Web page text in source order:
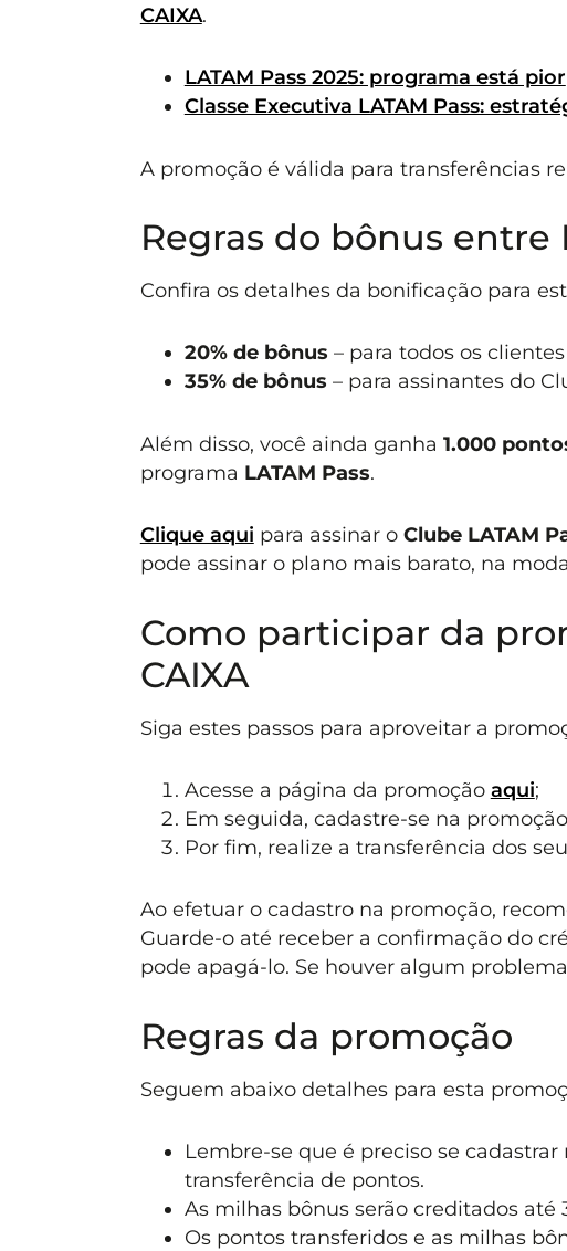
CAIXA.
LATAM Pass 2025: programa está pior
Classe Executiva LATAM Pass:
A promoção é válida para transferências
Regras do bônus entre
Confira os detalhes da bonificação para
20% de bônus – para todos os clientes
35% de bônus – para assinantes do
Além disso, você ainda ganha 1.000
programa LATAM Pass.
Clique aqui para assinar o Clube LATAM
pode assinar o plano mais barato, na
Como participar da
CAIXA
Siga estes passos para aproveitar a
Acesse a página da promoção aqui;
Em seguida, cadastre-se na
Por fim, realize a transferência dos
Ao efetuar o cadastro na promoção,
Guarde-o até receber a confirmação do
pode apagá-lo. Se houver algum
Regras da promoção
Seguem abaixo detalhes para esta
Lembre-se que é preciso se
transferência de pontos.
As milhas bônus serão creditados
Os pontos transferidos e as milhas